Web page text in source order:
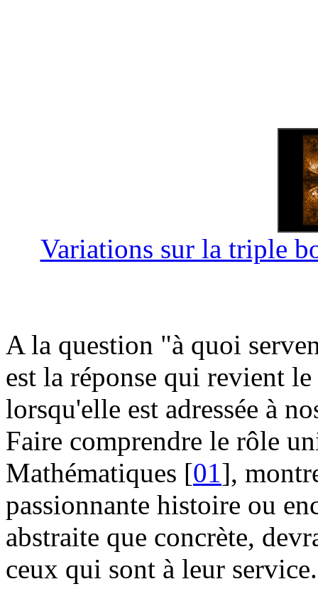
Variations sur la triple
A la question "à quoi
est la réponse qui revient
lorsqu'elle est adressée à
Faire comprendre le rôle
Mathématiques [01 ],
passionnante histoire ou
abstraite que concrète,
ceux qui sont à leur service.